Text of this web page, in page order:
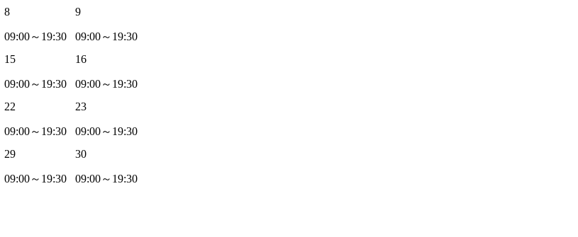
8
09:00～19:30
9
09:00～19:30
15
09:00～19:30
16
09:00～19:30
22
09:00～19:30
23
09:00～19:30
29
09:00～19:30
30
09:00～19:30